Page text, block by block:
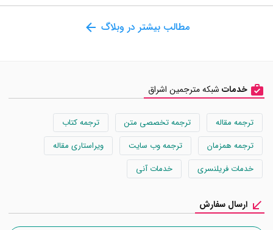
مطالب بیشتر در وبلاگ
خدمات شبکه مترجمین اشراق
ترجمه مقاله ترجمه تخصصی متن
ترجمه کتاب
ترجمه همزمان
ترجمه وب سایت
ویراستاری مقاله
خدمات فریلنسری
خدمات آنی
ارسال سفارش